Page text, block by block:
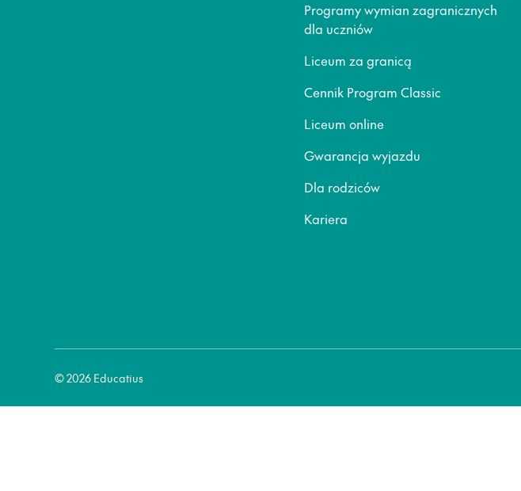
Programy wymian zagranicznych
dla uczniów
Liceum za granicą
Cennik Program Classic
Liceum online
Gwarancja wyjazdu
Dla rodziców
Kariera
© 2026 Educatius